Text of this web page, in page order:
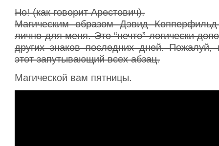
Но! (как говорит Арестович).
Магическим образом Дэвид Копперфильд
лично для меня. Это “нечто” логически
других знаков последних дней. Пожалуй,
этот запутывающий всех абзац.
Магической вам пятницы.